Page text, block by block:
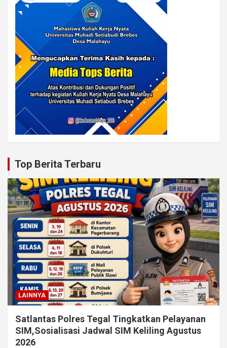
Top Berita Terbaru
LAINNYA
Satlantas Polres Tegal Tingkatkan Pelayanan
SIM,Sosialisasi Jadwal SIM Keliling Agustus
2026